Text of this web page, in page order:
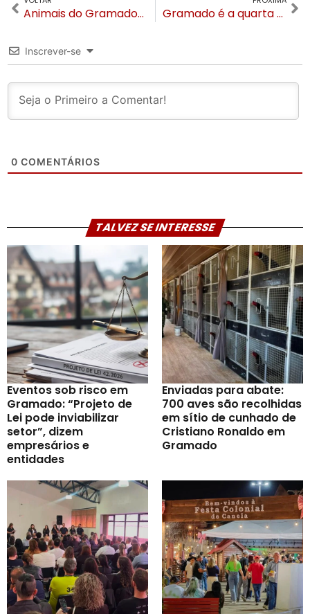
Animais do Gramadozoo ganham suplementação com polenta para encarar o frio Gramado é a quarta cidade do RS com mais demissões após as chuvas de maio
Inscrever-se
0 COMENTÁRIOS
TALVEZ SE INTERESSE
Eventos sob risco em
Gramado: “Projeto de
Lei pode inviabilizar
setor”, dizem
empresários e
entidades
Enviadas para abate:
700 aves são recolhidas
em sítio de cunhado de
Cristiano Ronaldo em
Gramado